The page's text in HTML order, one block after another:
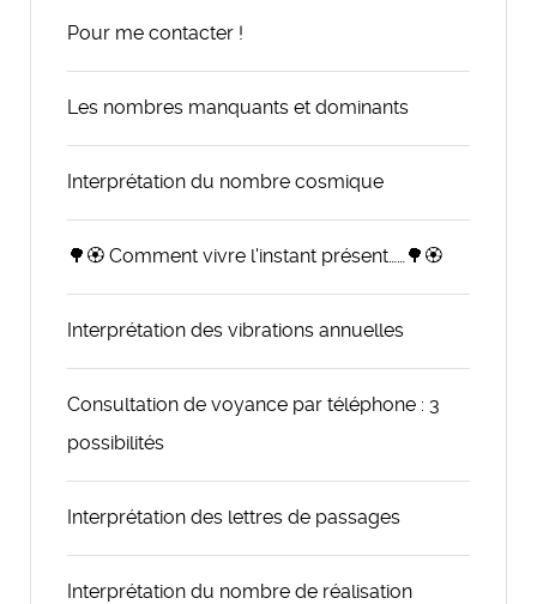
Pour me contacter !
Les nombres manquants et dominants
Interprétation du nombre cosmique
🌳🏵️ Comment vivre l'instant présent……🌳🏵️
Interprétation des vibrations annuelles
Consultation de voyance par téléphone : 3
possibilités
Interprétation des lettres de passages
Interprétation du nombre de réalisation